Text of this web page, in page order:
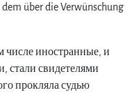
e
u
über die Verwünschung
иностранные, и
стали свидетелями
прокляла судью